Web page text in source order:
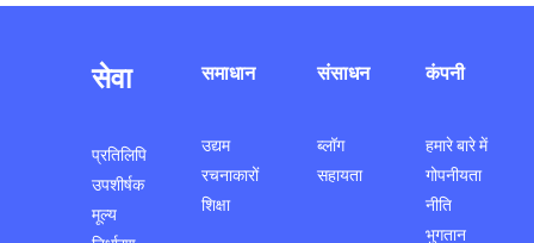
सेवा
प्रतिलिपि
उपशीर्षक
मूल्य
समाधान
उद्यम
रचनाकारों
शिक्षा
संसाधन
ब्लॉग
सहायता
कंपनी
हमारे बारे में
गोपनीयता
नीति
भुगतान